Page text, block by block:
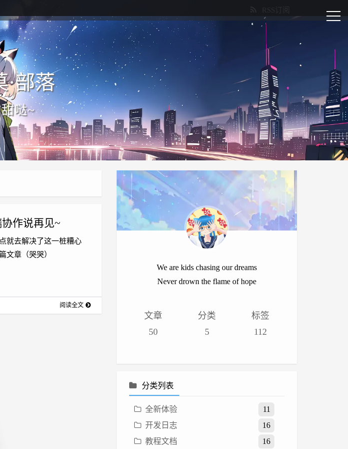
·部落
哒~
作说再见~
就去解决了这一桩糟心
文章（哭哭）
阅读全文
We are kids chasing our dreams
Never drown the flame of hope
文章
50
分类
5
标签
112
分类列表
全新体验
11
开发日志
16
教程文档
16